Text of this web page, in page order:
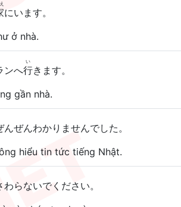
にいます。
ở nhà.
ンへ行
い
きます。
gần nhà.
ぜんわかりませんでした。
hiểu tin tức tiếng Nhật.
らないでください。